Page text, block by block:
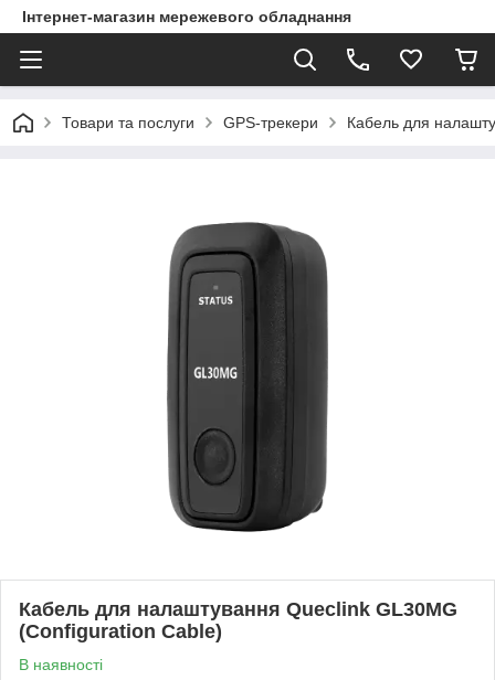
Інтернет-магазин мережевого обладнання
Товари та послуги GPS-трекери Кабель для
Кабель для налаштування Queclink GL30MG
(Configuration Cable)
В наявності